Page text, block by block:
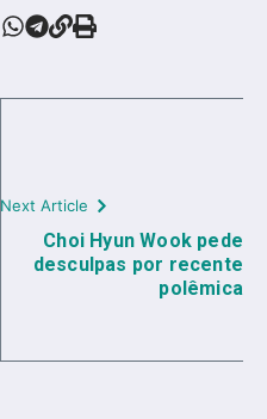
Next Article
Choi Hyun Wook pede
desculpas por recente
polêmica